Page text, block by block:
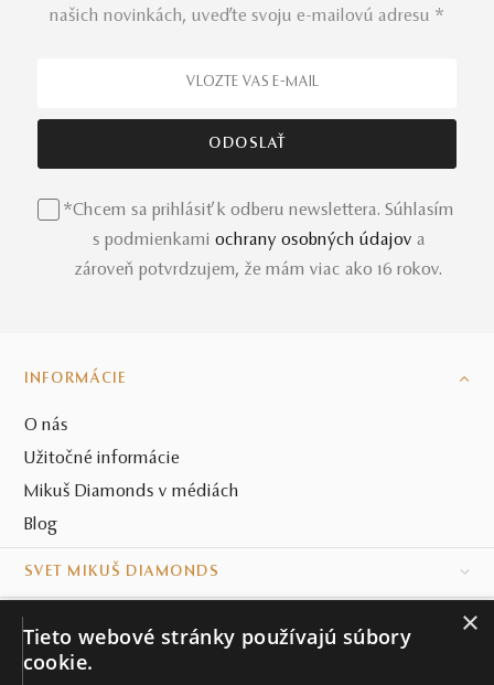
našich novinkách, uveďte svoju e-mailovú adresu *
*Chcem sa prihlásiť k odberu newslettera. Súhlasím
s podmienkami ochrany osobných údajov a
zároveň potvrdzujem, že mám viac ako 16 rokov.
INFORMÁCIE
O nás
Užitočné informácie
Mikuš Diamonds v médiách
Blog
SVET MIKUŠ DIAMONDS
KONTAKT
×
Tieto webové stránky používajú súbory
cookie.